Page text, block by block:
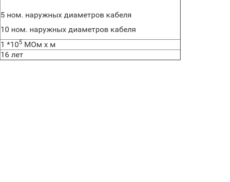
5 ном. наружных диаметров кабеля
10 ном. наружных диаметров кабеля
1 *105 МОм х м
16 лет